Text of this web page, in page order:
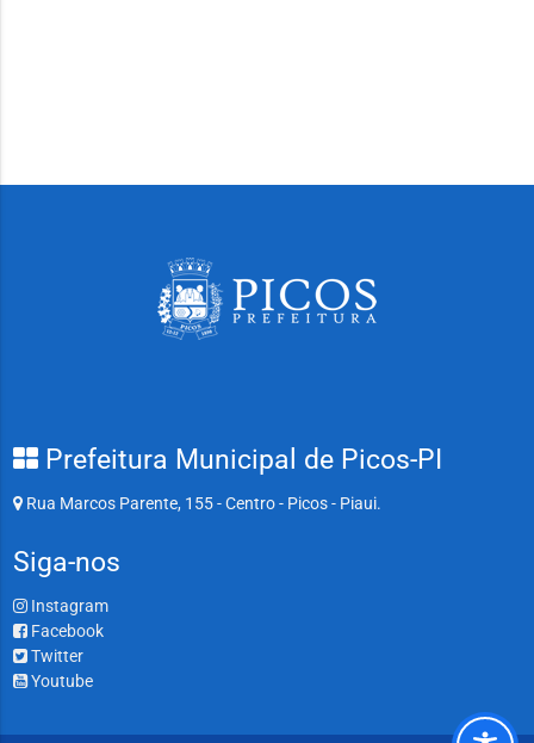
Prefeitura Municipal de Picos-PI
Rua Marcos Parente, 155 - Centro - Picos - Piaui.
Siga-nos
Instagram
Facebook
Twitter
Youtube